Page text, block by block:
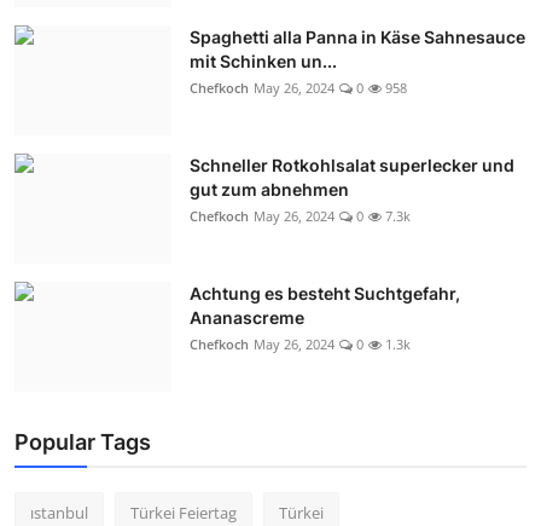
Spaghetti alla Panna in Käse Sahnesauce
mit Schinken un...
Chefkoch May 26, 2024 0 958
Schneller Rotkohlsalat superlecker und
gut zum abnehmen
Chefkoch May 26, 2024 0 7.3k
Achtung es besteht Suchtgefahr,
Ananascreme
Chefkoch May 26, 2024 0 1.3k
Popular Tags
ıstanbul Türkei Feiertag Türkei